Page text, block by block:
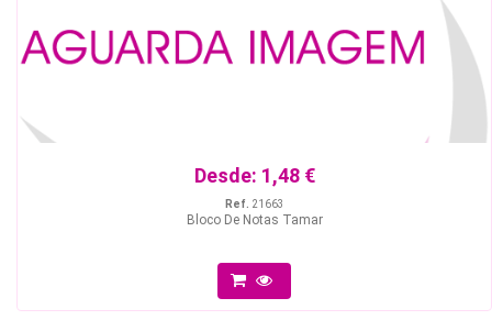
Desde: 1,48 €
Ref. 21663
Bloco De Notas Tamar